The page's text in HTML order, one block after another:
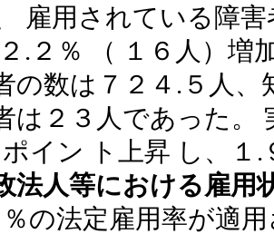
雇用されている障
.２％ （ １６人）増
の数は７２４.５人、
は２３人であった。
ポイン ト上昇 し、１
法人等における雇用
の法定雇用率が適用